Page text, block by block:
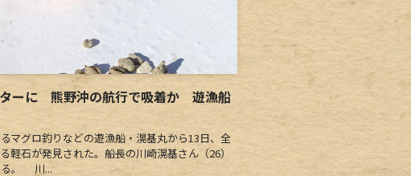
ーに 熊野沖の航行で吸着か 遊漁船
マグロ釣りなどの遊漁船・滉基丸から13日、全
軽石が発見された。船長の川崎滉基さん（26）
る。 川...